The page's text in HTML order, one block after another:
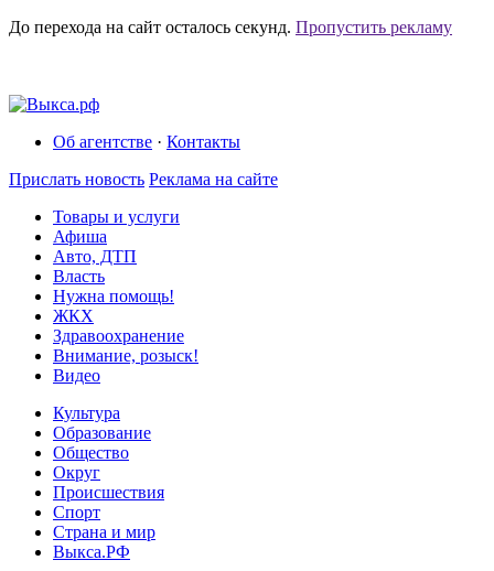
До перехода на сайт осталось секунд. Пропустить рекламу
Об агентстве · Контакты
Прислать новость Реклама на сайте
Товары и услуги
Афиша
Авто, ДТП
Власть
Нужна помощь!
ЖКХ
Здравоохранение
Внимание, розыск!
Видео
Культура
Образование
Общество
Округ
Происшествия
Спорт
Страна и мир
Выкса.РФ